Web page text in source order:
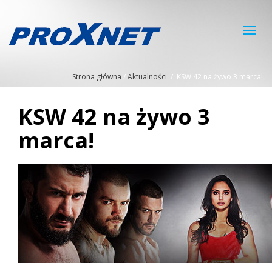
Strona główna /Aktualności / KSW 42 na żywo 3 marca!
KSW 42 na żywo 3
marca!